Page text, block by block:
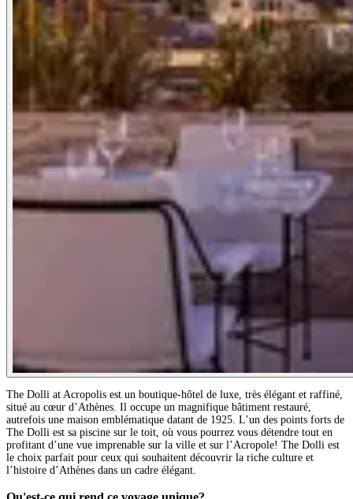
The Dolli at Acropolis est un boutique-hôtel de luxe, très élégant et raffiné,
situé au cœur d’Athènes. Il occupe un magnifique bâtiment restauré,
autrefois une maison emblématique datant de 1925. L’un des points forts de
The Dolli est sa piscine sur le toit, où vous pourrez vous détendre tout en
profitant d’une vue imprenable sur la ville et sur l’Acropole! The Dolli est
le choix parfait pour ceux qui souhaitent découvrir la riche culture et
l’histoire d’Athènes dans un cadre élégant.